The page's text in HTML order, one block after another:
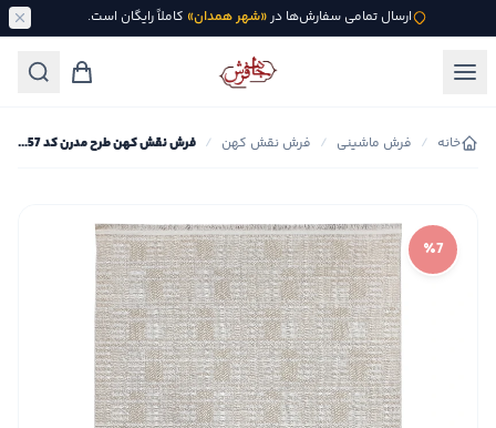
ارسال تمامی سفارش‌ها در«شهر همدان» کاملاً رایگان است.
خانه / فرش ماشینی / فرش نقش کهن / فرش نقش کهن طرح مدرن کد 2357
٪7